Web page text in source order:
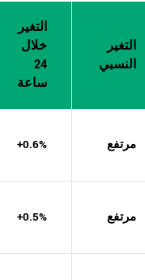
التغير
خلال
24
ساعة
التغير
النسبي
+0.6% مرتفع
+0.5% مرتفع